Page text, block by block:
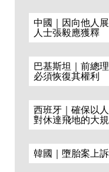
中國｜因向他人
人士張毅應獲釋
巴基斯坦｜前總
必須恢復其權利
西班牙｜確保以
對休達飛地的大
韓國｜墮胎案上